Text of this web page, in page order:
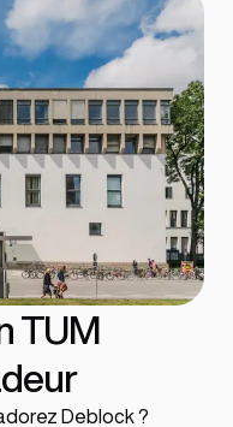
TUM
Deblock ?